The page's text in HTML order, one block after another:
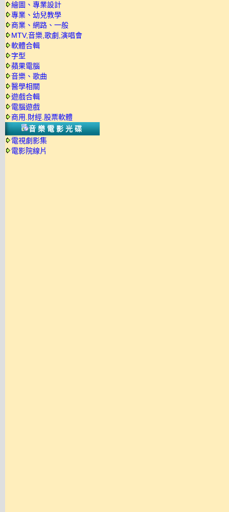
繪圖、專業設計
專業、幼兒教學
商業、網路、一般
MTV,音樂,歌劇,演唱會
軟體合輯
字型
蘋果電腦
音樂、歌曲
醫學相關
遊戲合輯
電腦遊戲
商用.財經.股票軟體
音樂電影光碟
電視劇影集
電影院線片